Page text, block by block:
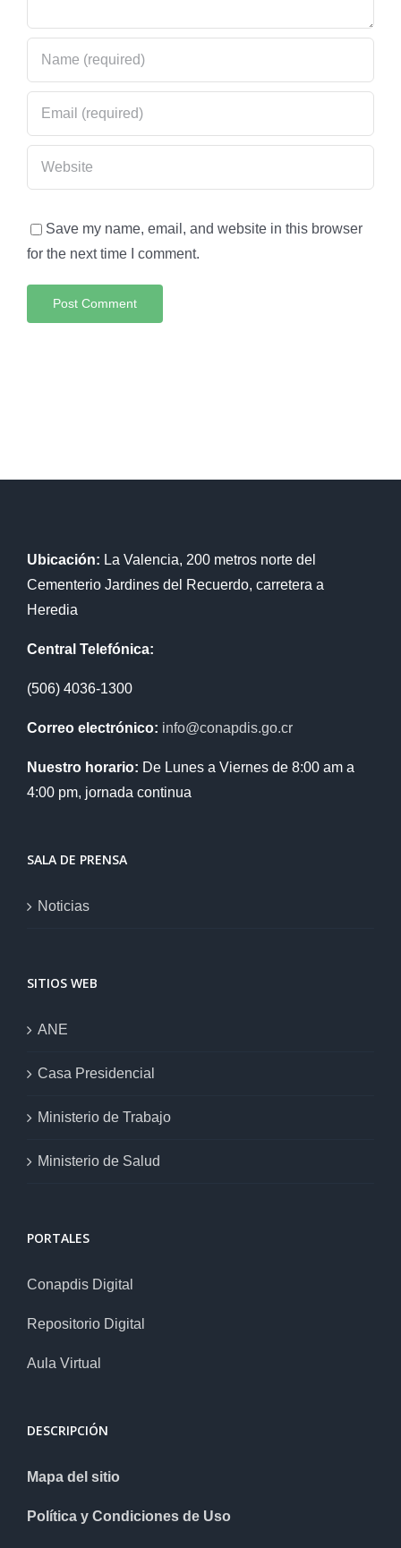
Save my name, email, and website in this browser
for the next time I comment.
Ubicación: La Valencia, 200 metros norte del
Cementerio Jardines del Recuerdo, carretera a
Heredia
Central Telefónica:
(506) 4036-1300
Correo electrónico: info@conapdis.go.cr
Nuestro horario: De Lunes a Viernes de 8:00 am a
4:00 pm, jornada continua
SALA DE PRENSA
Noticias
SITIOS WEB
ANE
Casa Presidencial
Ministerio de Trabajo
Ministerio de Salud
PORTALES
Conapdis Digital
Repositorio Digital
Aula Virtual
DESCRIPCIÓN
Mapa del sitio
Política y Condiciones de Uso